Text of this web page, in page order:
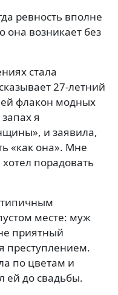
ревность вполне
она возникает без
стала
27-летний
флакон модных
я
и заявила,
«как она». Мне
порадовать
типичным
месте: муж
приятный
преступлением.
по цветам и
ей до свадьбы.